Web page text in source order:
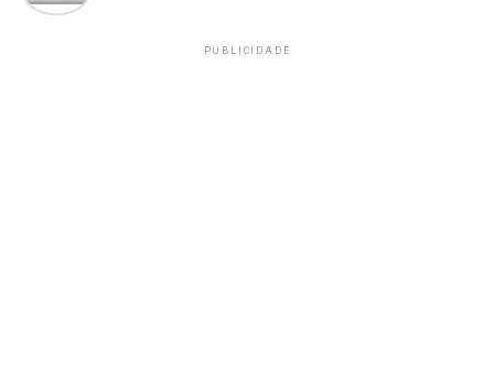
PUBLICIDADE